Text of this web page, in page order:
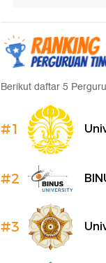
Berikut daftar 5
#1
#2
#3